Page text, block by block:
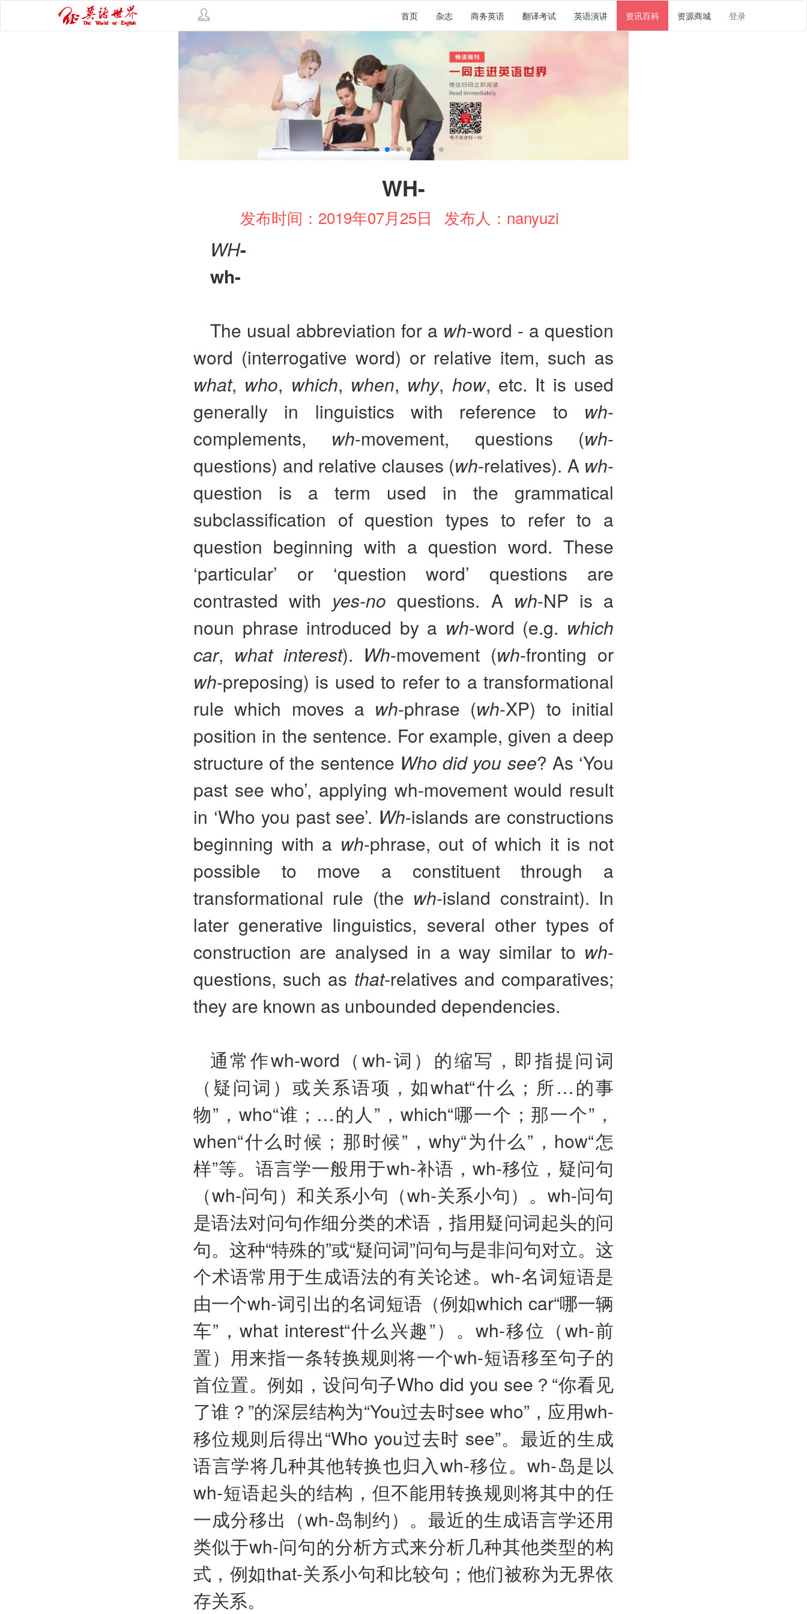
首页 杂志 商务英语 翻译考试 英语演讲 资讯百科 资源商城 登录
WH-
发布时间：2019年07月25日 发布人：nanyuzi
WH-
wh-
The usual abbreviation for a wh-word - a question
word (interrogative word) or relative item, such as
what, who, which, when, why, how, etc. It is used
generally in linguistics with reference to wh-
complements, wh-movement, questions (wh-
questions) and relative clauses (wh-relatives). A wh-
question is a term used in the grammatical
subclassification of question types to refer to a
question beginning with a question word. These
‘particular’ or ‘question word’ questions are
contrasted with yes-no questions. A wh-NP is a
noun phrase introduced by a wh-word (e.g. which
car, what interest). Wh-movement (wh-fronting or
wh-preposing) is used to refer to a transformational
rule which moves a wh-phrase (wh-XP) to initial
position in the sentence. For example, given a deep
structure of the sentence Who did you see? As ‘You
past see who’, applying wh-movement would result
in ‘Who you past see’. Wh-islands are constructions
beginning with a wh-phrase, out of which it is not
possible to move a constituent through a
transformational rule (the wh-island constraint). In
later generative linguistics, several other types of
construction are analysed in a way similar to wh-
questions, such as that-relatives and comparatives;
they are known as unbounded dependencies.
通常作wh-word（wh-词）的缩写，即指提问词
（疑问词）或关系语项，如what“什么；所…的事
物”，who“谁；…的人”，which“哪一个；那一个”，
when“什么时候；那时候”，why“为什么”，how“怎
样”等。语言学一般用于wh-补语，wh-移位，疑问句
（wh-问句）和关系小句（wh-关系小句）。wh-问句
是语法对问句作细分类的术语，指用疑问词起头的问
句。这种“特殊的”或“疑问词”问句与是非问句对立。这
个术语常用于生成语法的有关论述。wh-名词短语是
由一个wh-词引出的名词短语（例如which car“哪一辆
车”，what interest“什么兴趣”）。wh-移位（wh-前
置）用来指一条转换规则将一个wh-短语移至句子的
首位置。例如，设问句子Who did you see？“你看见
了谁？”的深层结构为“You过去时see who”，应用wh-
移位规则后得出“Who you过去时 see”。最近的生成
语言学将几种其他转换也归入wh-移位。wh-岛是以
wh-短语起头的结构，但不能用转换规则将其中的任
一成分移出（wh-岛制约）。最近的生成语言学还用
类似于wh-问句的分析方式来分析几种其他类型的构
式，例如that-关系小句和比较句；他们被称为无界依
存关系。